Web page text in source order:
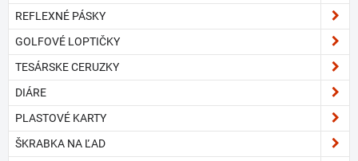
REFLEXNÉ PÁSKY
GOLFOVÉ LOPTIČKY
TESÁRSKE CERUZKY
DIÁRE
PLASTOVÉ KARTY
ŠKRABKA NA ĽAD